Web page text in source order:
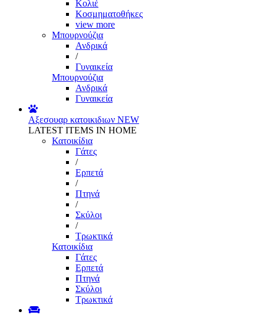
Κολιέ
Κοσμηματοθήκες
view more
Μπουρνούζια
Ανδρικά
/
Γυναικεία
Μπουρνούζια
Ανδρικά
Γυναικεία
Αξεσουαρ κατοικιδιων NEW
LATEST ITEMS IN HOME
Κατοικίδια
Γάτες
/
Ερπετά
/
Πτηνά
/
Σκύλοι
/
Τρωκτικά
Κατοικίδια
Γάτες
Ερπετά
Πτηνά
Σκύλοι
Τρωκτικά